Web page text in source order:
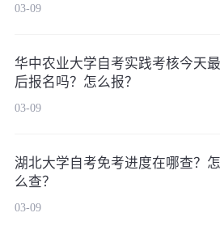
03-09
华中农业大学自考实践考核今天最
后报名吗？怎么报？
03-09
湖北大学自考免考进度在哪查？怎
么查？
03-09